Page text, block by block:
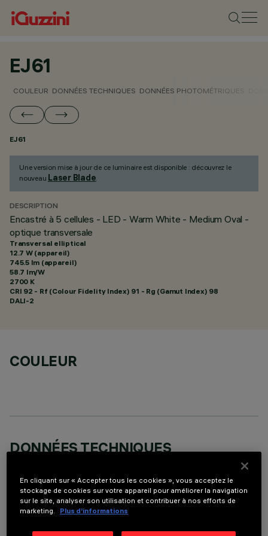
EJ61
COULEUR DONNÉES TECHNIQUES DONNÉES PHOTOMÉTRIQUES
EJ61
Une version mise à jour de ce luminaire est disponible : découvrez le
nouveau Laser Blade.
DESCRIPTION
Encastré à 5 cellules - LED - Warm White - Medium Oval -
optique transversale
Transversal elliptical
12.7 W (appareil)
745.5 lm (appareil)
58.7 lm/W
2700 K
CRI 92 - Rf (Colour Fidelity Index) 91 - Rg (Gamut Index) 98
DALI-2
COULEUR
DONNÉES TECHNIQUES
DESCRIPTION
Appareil à encastrer miniaturisé rectangulaire à 5 éléments
optiques avec sources LED - optiques fixes - effet lumineux
En cliquant sur « Accepter tous les cookies », vous acceptez le
stockage de cookies sur votre appareil pour améliorer la navigation
sur le site, analyser son utilisation et contribuer à nos efforts de
marketing.
Plus d’informations